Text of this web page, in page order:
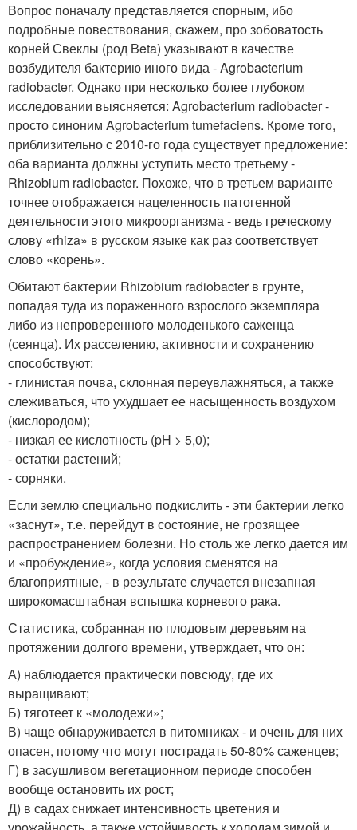
Вопрос поначалу представляется спорным, ибо
подробные повествования, скажем, про зобоватость
корней Свеклы (род Beta) указывают в качестве
возбудителя бактерию иного вида - Agrobacterium
radiobacter. Однако при несколько более глубоком
исследовании выясняется: Agrobacterium radiobacter -
просто синоним Agrobacterium tumefaciens. Кроме того,
приблизительно с 2010-го года существует предложение:
оба варианта должны уступить место третьему -
Rhizobium radiobacter. Похоже, что в третьем варианте
точнее отображается нацеленность патогенной
деятельности этого микроорганизма - ведь греческому
слову «rhiza» в русском языке как раз соответствует
слово «корень».
Обитают бактерии Rhizobium radiobacter в грунте,
попадая туда из пораженного взрослого экземпляра
либо из непроверенного молоденького саженца
(сеянца). Их расселению, активности и сохранению
способствуют:
- глинистая почва, склонная переувлажняться, а также
слеживаться, что ухудшает ее насыщенность воздухом
(кислородом);
- низкая ее кислотность (pH > 5,0);
- остатки растений;
- сорняки.
Если землю специально подкислить - эти бактерии легко
«заснут», т.е. перейдут в состояние, не грозящее
распространением болезни. Но столь же легко дается им
и «пробуждение», когда условия сменятся на
благоприятные, - в результате случается внезапная
широкомасштабная вспышка корневого рака.
Статистика, собранная по плодовым деревьям на
протяжении долгого времени, утверждает, что он:
А) наблюдается практически повсюду, где их
выращивают;
Б) тяготеет к «молодежи»;
В) чаще обнаруживается в питомниках - и очень для них
опасен, потому что могут пострадать 50-80% саженцев;
Г) в засушливом вегетационном периоде способен
вообще остановить их рост;
Д) в садах снижает интенсивность цветения и